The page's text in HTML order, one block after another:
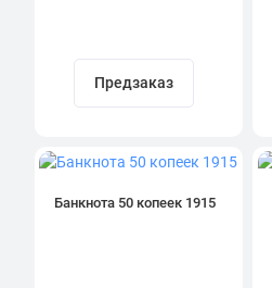
Предзаказ
Банкнота 50 копеек 1915